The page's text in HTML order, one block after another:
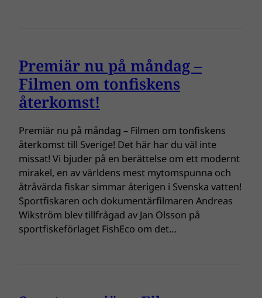
Premiär nu på måndag –
Filmen om tonfiskens
återkomst!
Premiär nu på måndag – Filmen om tonfiskens
återkomst till Sverige! Det här har du väl inte
missat! Vi bjuder på en berättelse om ett modernt
mirakel, en av världens mest mytomspunna och
åtråvärda fiskar simmar återigen i Svenska vatten!
Sportfiskaren och dokumentärfilmaren Andreas
Wikström blev tillfrågad av Jan Olsson på
sportfiskeförlaget FishEco om det…